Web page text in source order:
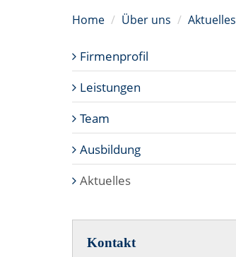
Home Über uns Aktuelles
Firmenprofil
Leistungen
Team
Ausbildung
Aktuelles
Kontakt